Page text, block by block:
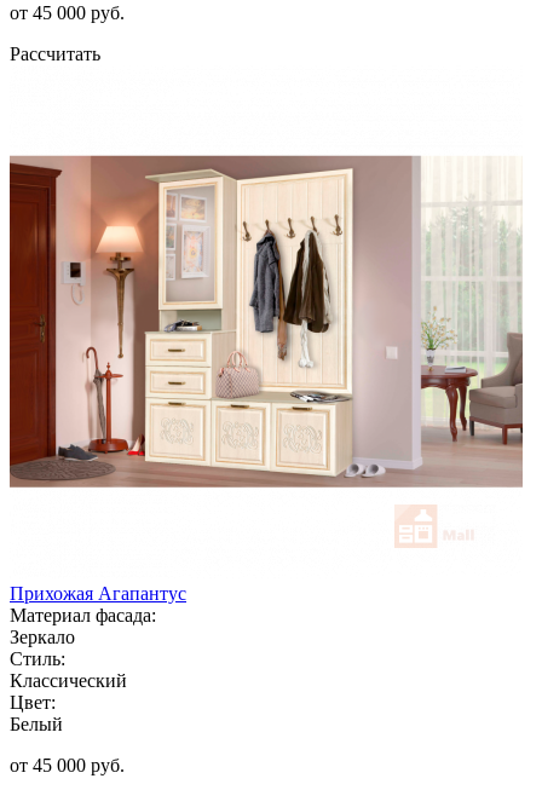
от 45 000 руб.
Рассчитать
Прихожая Агапантус
Материал фасада:
Зеркало
Стиль:
Классический
Цвет:
Белый
от 45 000 руб.